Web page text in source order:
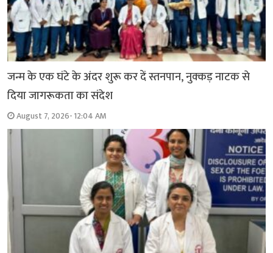
जन्म के एक घंटे के अंदर शुरू कर दें स्तनपान, नुक्कड़ नाटक से
दिया जागरूकता का संदेश
August 7, 2026- 12:04 AM